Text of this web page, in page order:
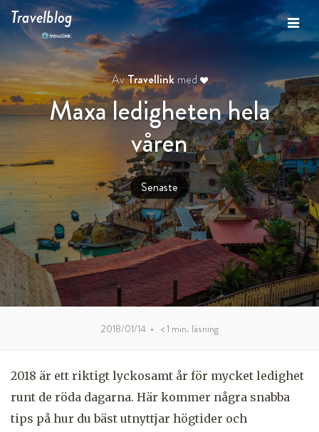
Travelblog
AvTravellinkmed
Maxa ledigheten hela
våren
Senaste
2018/01/14 • < 1 min. läsning
2018 är ett riktigt lyckosamt år för mycket ledighet
runt de röda dagarna. Här kommer några snabba
tips på hur du bäst utnyttjar högtider och